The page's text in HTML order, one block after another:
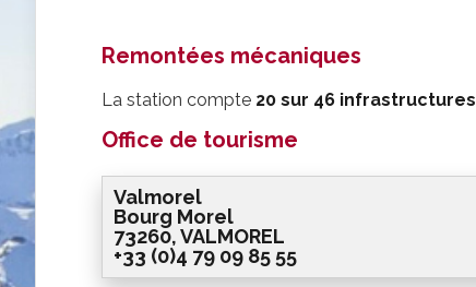
Remontées mécaniques
La station compte 20 sur 46 infrastructures
Office de tourisme
Valmorel
Bourg Morel
73260, VALMOREL
+33 (0)4 79 09 85 55